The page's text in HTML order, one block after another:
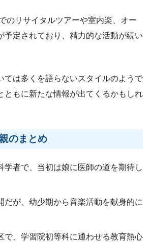
のリサイタルツアーや室内楽、オー
予定されており、精力的な活動が続い
ては多くを語らないスタイルのようで
ともに新たな情報が出てくるかもしれ
のまとめ
学者で、当初は娘に医師の道を期待し
だが、幼少期から音楽活動を献身的に
で、学習院初等科に通わせる教育熱心